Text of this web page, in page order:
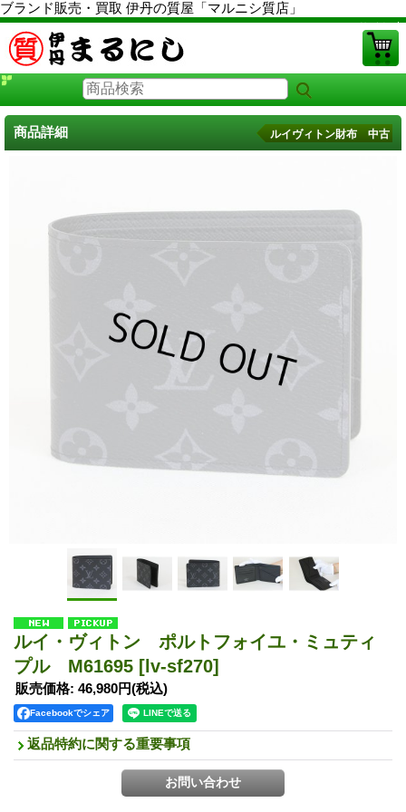
ブランド販売・買取 伊丹の質屋「マルニシ質店」
PCサイト
商品詳細 ルイヴィトン財布 中古
ルイ・ヴィトン ポルトフォイユ・ミュティ
プル M61695 [lv-sf270]
販売価格: 46,980円(税込)
Facebookでシェア
返品特約に関する重要事項